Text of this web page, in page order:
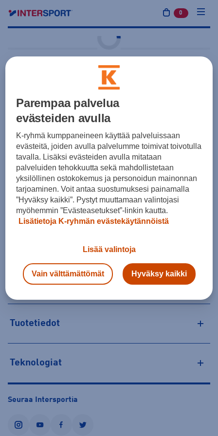
0 tuotetta
Tiro26 Competition
Goalkeeper Shorts M
26,00 € Lime
Yksilötilaus Joukkuetilaus
Koot
Personoitujen tuotteiden vaihto ja palautus
Tuotetiedot
Teknologiat
Seuraa Intersportia
instagramyoutubefacebooktwitter
Parempaa palvelua
evästeiden avulla
K-ryhmä kumppaneineen käyttää palveluissaan
evästeitä, joiden avulla palvelumme toimivat toivotulla
tavalla. Lisäksi evästeiden avulla mitataan
palveluiden tehokkuutta sekä mahdollistetaan
yksilöllinen ostokokemus ja personoidun mainonnan
tarjoaminen. Voit antaa suostumuksesi painamalla
”Hyväksy kaikki”. Pystyt muuttamaan valintojasi
myöhemmin ”Evästeasetukset”-linkin kautta.
Lisätietoja K-ryhmän evästekäytännöistä
Lisää valintoja
Vain välttämättömät Hyväksy kaikki